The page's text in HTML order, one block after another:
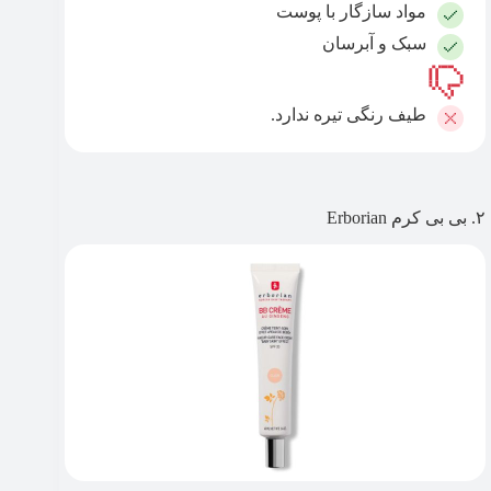
مواد سازگار با پوست
سبک و آبرسان
طیف رنگی تیره ندارد.
۲. بی بی کرم Erborian